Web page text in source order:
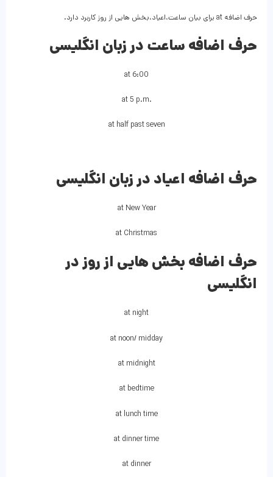
حرف اضافه at برای بیان ساعت،اعیاد،بخش هایی از روز کاربرد دارد.
حرف اضافه ساعت در زبان انگلیسی
at 6:00
at 5 p.m.
at half past seven
حرف اضافه اعیاد در زبان انگلیسی
at New Year
at Christmas
حرف اضافه بخش هایی از روز در
انگلیسی
at night
at noon/ midday
at midnight
at bedtime
at lunch time
at dinner time
at dinner